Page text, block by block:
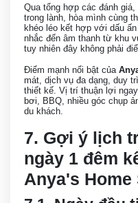
Qua tổng hợp các đánh
trong lành, hòa mình cùng
khéo léo kết hợp với dấu
nhắc đến âm thanh từ khu
tuy nhiên đây không phải
Điểm mạnh nổi bật của
mát, dịch vụ đa dạng, duy
thiết kế. Vị trí thuận lợi
bơi, BBQ, nhiều góc chụp
du khách.
7. Gợi ý lịch
ngày 1 đêm
Anya's Home